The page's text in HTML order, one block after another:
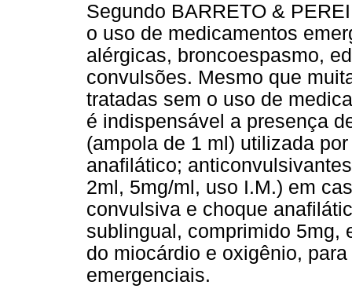
Segundo BARRETO &
o uso de medicamentos
alérgicas, broncoespasmo,
convulsões. Mesmo que
tratadas sem o uso de
é indispensável a presença
(ampola de 1 ml) utilizada
anafilático;
2ml, 5mg/ml, uso I.M.) em
convulsiva e choque
sublingual, comprimido 5mg,
do miocárdio e oxigênio,
emergenciais.